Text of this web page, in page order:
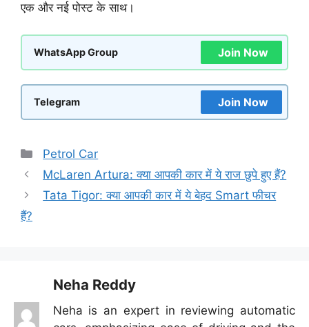
एक और नई पोस्ट के साथ।
WhatsApp Group Join Now
Telegram Join Now
Categories
Petrol Car
McLaren Artura: क्या आपकी कार में ये राज छुपे हुए हैं?
Tata Tigor: क्या आपकी कार में ये बेहद Smart फीचर
हैं?
Neha Reddy
Neha is an expert in reviewing automatic